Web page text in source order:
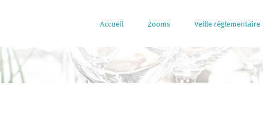
Accueil Zooms Veille règlementaire